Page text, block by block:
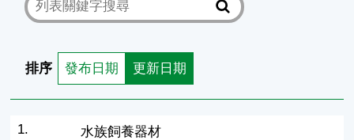
排序 發布日期 更新日期
1.
水族飼養器材